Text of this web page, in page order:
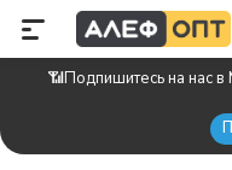
📶Подпишитесь на нас в